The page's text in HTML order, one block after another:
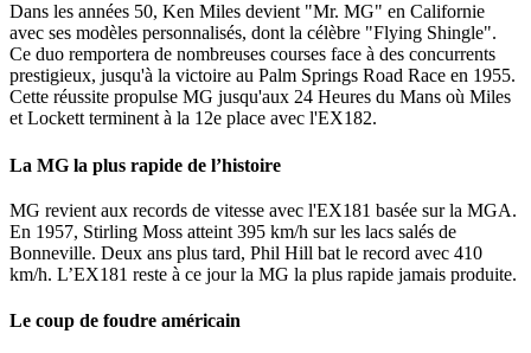
Dans les années 50, Ken Miles devient "Mr. MG" en Californie
avec ses modèles personnalisés, dont la célèbre "Flying Shingle".
Ce duo remportera de nombreuses courses face à des concurrents
prestigieux, jusqu'à la victoire au Palm Springs Road Race en 1955.
Cette réussite propulse MG jusqu'aux 24 Heures du Mans où Miles
et Lockett terminent à la 12e place avec l'EX182.
La MG la plus rapide de l’histoire
MG revient aux records de vitesse avec l'EX181 basée sur la MGA.
En 1957, Stirling Moss atteint 395 km/h sur les lacs salés de
Bonneville. Deux ans plus tard, Phil Hill bat le record avec 410
km/h. L’EX181 reste à ce jour la MG la plus rapide jamais produite.
Le coup de foudre américain